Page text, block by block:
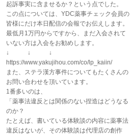
起訴事実に含ませるか？という点でした。
この点については、YDC薬事チェック会員の
皆様にだけ本日配信の会報でお伝えします。
最低月1万円からですから、まだ入会されて
いない方は入会をお勧めします。
↓ ↓ ↓
https://www.yakujihou.com/co/lp_kaiin/
また、ステラ漢方事件についてもたくさんの
お問い合わせを頂いています。
1番多いのは、
「薬事法違反とは関係のない捏造はどうなる
のか？
たとえば、書いている体験談の内容に薬事法
違反はないが、その体験談は代理店の創作